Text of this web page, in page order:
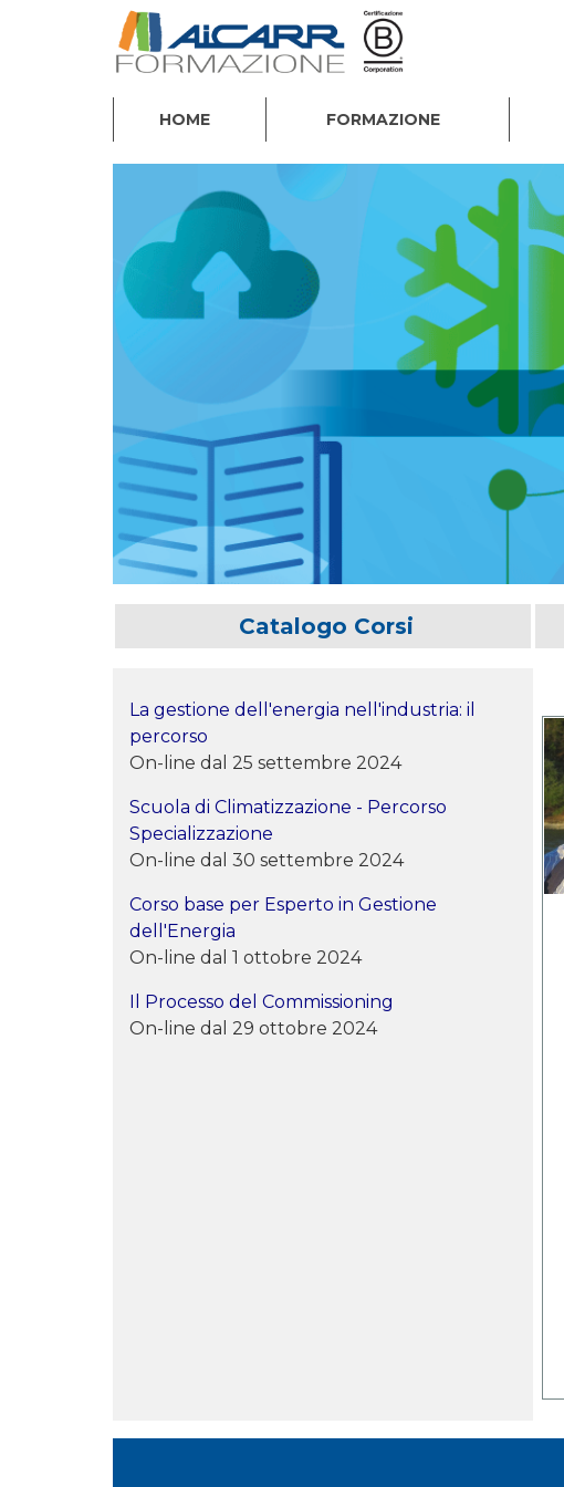
HOME FORMAZIONE
Catalogo Corsi
La gestione dell'energia nell'industria: il
percorso
On-line dal 25 settembre 2024
Scuola di Climatizzazione - Percorso
Specializzazione
On-line dal 30 settembre 2024
Corso base per Esperto in Gestione
dell'Energia
On-line dal 1 ottobre 2024
Il Processo del Commissioning
On-line dal 29 ottobre 2024